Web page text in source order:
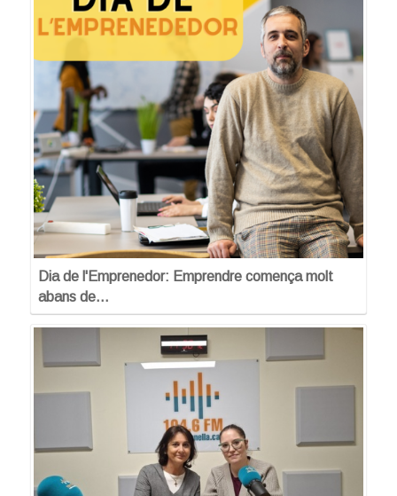
Dia de l'Emprenedor: Emprendre comença molt
abans de…